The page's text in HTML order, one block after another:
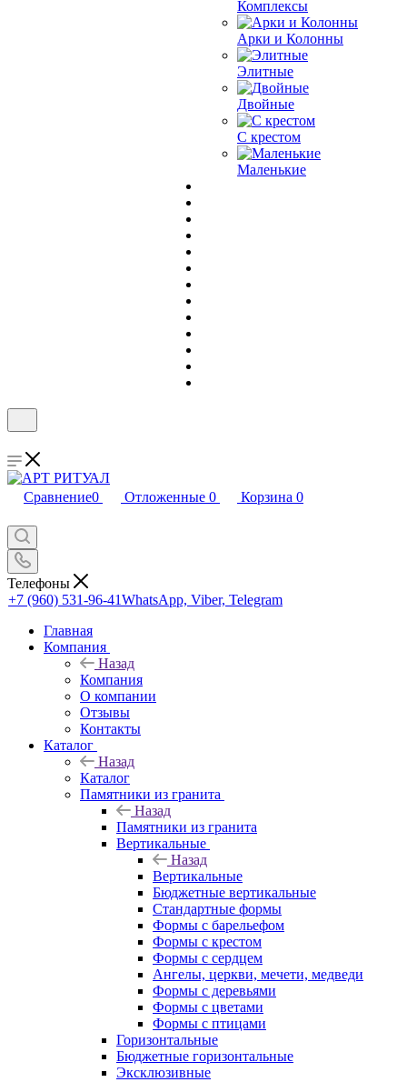
Комплексы
Арки и Колонны
Элитные
Двойные
С крестом
Маленькие
Сравнение0 Отложенные 0 Корзина 0
Телефоны
+7 (960) 531-96-41WhatsApp, Viber, Telegram
Главная
Компания
Назад
Компания
О компании
Отзывы
Контакты
Каталог
Назад
Каталог
Памятники из гранита
Назад
Памятники из гранита
Вертикальные
Назад
Вертикальные
Бюджетные вертикальные
Стандартные формы
Формы с барельефом
Формы с крестом
Формы с сердцем
Ангелы, церкви, мечети, медведи
Формы с деревьями
Формы с цветами
Формы с птицами
Горизонтальные
Бюджетные горизонтальные
Эксклюзивные